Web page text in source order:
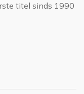
titel sinds 1990